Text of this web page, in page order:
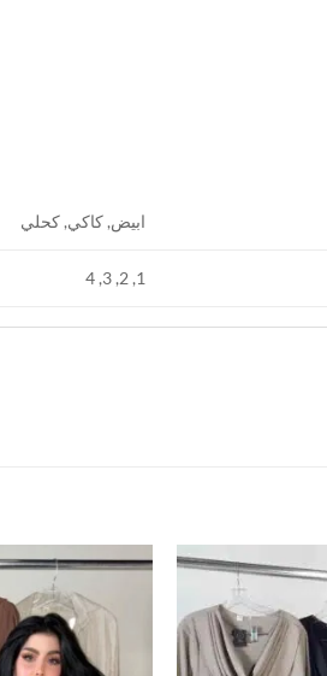
ابيض, كاكي, كحلي
1, 2, 3, 4
اضف
الي
المفضلة